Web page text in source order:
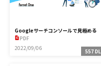
Googleサーチコンソールで見極める
SEO施策次の一手
PDF
2022/09/06
557 DL